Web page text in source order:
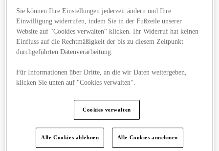
Angebote
Sie können Ihre Einstellungen jederzeit ändern und Ihre
Einwilligung widerrufen, indem Sie in der Fußzeile unserer
Website auf "Cookies verwalten“ klicken. Ihr Widerruf hat keinen
Einfluss auf die Rechtmäßigkeit der bis zu diesem Zeitpunkt
durchgeführten Datenverarbeitung.
Für Informationen über Dritte, an die wir Daten weitergeben,
klicken Sie unten auf "Cookies verwalten“.
Cookies verwalten
Alle Cookies ablehnen Alle Cookies annehmen